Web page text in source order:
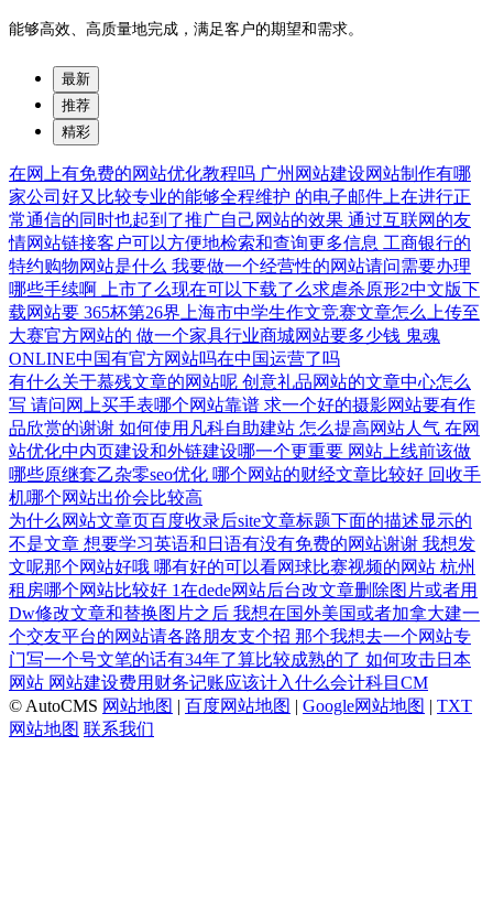
能够高效、高质量地完成，满足客户的期望和需求。
最新
推荐
精彩
在网上有免费的网站优化教程吗 广州网站建设网站制作有哪
家公司好又比较专业的能够全程维护 的电子邮件上在进行正
常通信的同时也起到了推广自己网站的效果 通过互联网的友
情网站链接客户可以方便地检索和查询更多信息 工商银行的
特约购物网站是什么 我要做一个经营性的网站请问需要办理
哪些手续啊
上市了么现在可以下载了么求虐杀原形2中文版下
载网站要 365杯第26界上海市中学生作文竞赛文章怎么上传至
大赛官方网站的 做一个家具行业商城网站要多少钱 鬼魂
ONLINE中国有官方网站吗在中国运营了吗
有什么关于慕残文章的网站呢 创意礼品网站的文章中心怎么
写 请问网上买手表哪个网站靠谱 求一个好的摄影网站要有作
品欣赏的谢谢 如何使用凡科自助建站 怎么提高网站人气 在网
站优化中内页建设和外链建设哪一个更重要 网站上线前该做
哪些原继套乙杂零seo优化 哪个网站的财经文章比较好 回收手
机哪个网站出价会比较高
为什么网站文章页百度收录后site文章标题下面的描述显示的
不是文章 想要学习英语和日语有没有免费的网站谢谢 我想发
文呢那个网站好哦 哪有好的可以看网球比赛视频的网站 杭州
租房哪个网站比较好 1在dede网站后台改文章删除图片或者用
Dw修改文章和替换图片之后 我想在国外美国或者加拿大建一
个交友平台的网站请各路朋友支个招 那个我想去一个网站专
门写一个号文笔的话有34年了算比较成熟的了 如何攻击日本
网站 网站建设费用财务记账应该计入什么会计科目CM
© AutoCMS 网站地图 | 百度网站地图 | Google网站地图 | TXT
网站地图 联系我们